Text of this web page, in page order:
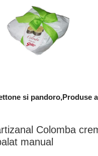
si pandoro,Produse
Colomba
manual